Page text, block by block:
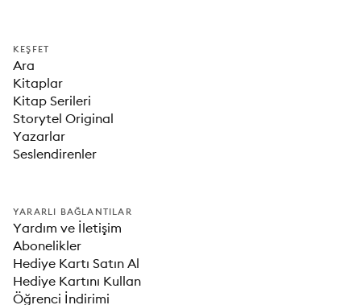
KEŞFET
Ara
Kitaplar
Kitap Serileri
Storytel Original
Yazarlar
Seslendirenler
YARARLI BAĞLANTILAR
Yardım ve İletişim
Abonelikler
Hediye Kartı Satın Al
Hediye Kartını Kullan
Öğrenci İndirimi